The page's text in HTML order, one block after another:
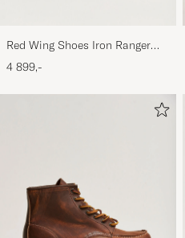
Red Wing Shoes Iron Ranger
Boot Copper Rough/Though
Leather
4 899,-